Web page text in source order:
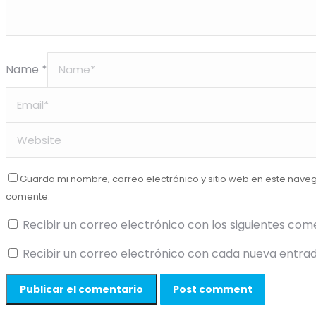
Name *
Guarda mi nombre, correo electrónico y sitio web en este
comente.
Recibir un correo electrónico con los siguientes
Recibir un correo electrónico con cada nueva
Post comment